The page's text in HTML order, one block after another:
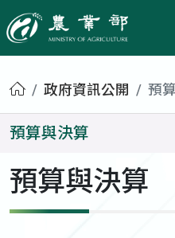
農業部
首頁政府資訊公開 預
預算與決算
預算與決算